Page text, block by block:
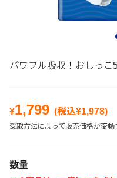
パワフル吸収！おしっこ
¥1,799 (税込¥1,978)
受取方法によって販売価格が変動
数量